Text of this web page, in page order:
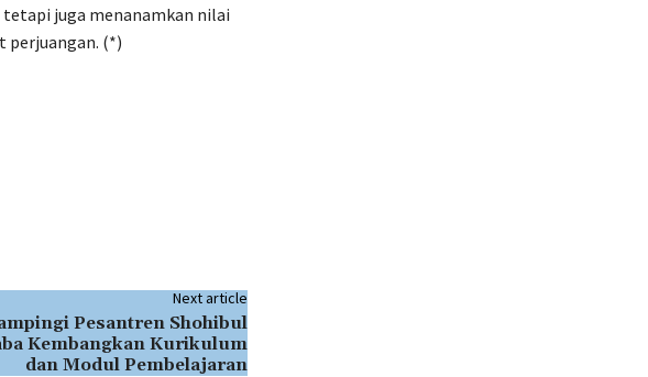
juga menanamkan nilai
perjuangan. (*)
Next article
Pesantren Shohibul
Kembangkan Kurikulum
dan Modul Pembelajaran